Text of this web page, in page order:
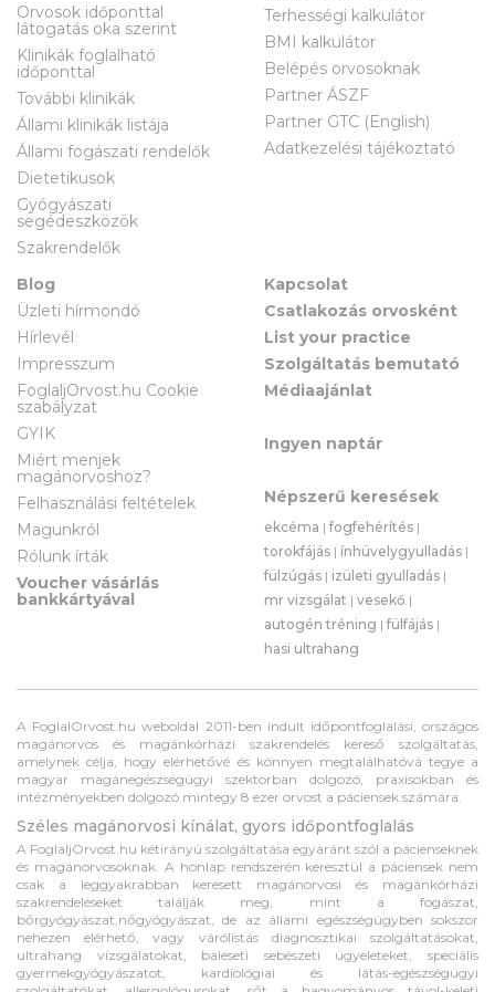
Orvosok időponttal
látogatás oka szerint
Klinikák foglalható
időponttal
További klinikák
Állami klinikák listája
Állami fogászati rendelők
Dietetikusok
Gyógyászati
segédeszközök
Szakrendelők
Terhességi kalkulátor
BMI kalkulátor
Belépés orvosoknak
Partner ÁSZF
Partner GTC (English)
Adatkezelési tájékoztató
Blog
Üzleti hírmondó
Hírlevél
Impresszum
FoglaljOrvost.hu Cookie
szabályzat
GYIK
Miért menjek
magánorvoshoz?
Felhasználási feltételek
Magunkról
Rólunk írták
Voucher vásárlás
bankkártyával
Kapcsolat
Csatlakozás orvosként
List your practice
Szolgáltatás bemutató
Médiaajánlat
Ingyen naptár
Népszerű keresések
ekcéma |fogfehérítés |
torokfájás | ínhüvelygyulladás |
fülzúgás | izületi gyulladás |
mr vizsgálat | vesekő |
autogén tréning |fülfájás |
hasi ultrahang
A FoglalOrvost.hu weboldal 2011-ben indult időpontfoglalási, országos
magánorvos és magánkórházi szakrendelés kereső szolgáltatás,
amelynek célja, hogy elérhetővé és könnyen megtalálhatóvá tegye a
magyar magánegészségügyi szektorban dolgozó, praxisokban és
intézményekben dolgozó mintegy 8 ezer orvost a páciensek számára.
Széles magánorvosi kínálat, gyors időpontfoglalás
A FoglaljOrvost.hu kétirányú szolgáltatása egyaránt szól a pácienseknek
és magánorvosoknak. A honlap rendszerén keresztül a páciensek nem
csak a leggyakrabban keresett magánorvosi és magánkórházi
szakrendeléseket találják meg, mint a fogászat,
bőrgyógyászat,nőgyógyászat, de az állami egészségügyben sokszor
nehezen elérhető, vagy várólistás diagnosztikai szolgáltatásokat,
ultrahang vizsgálatokat, baleseti sebészeti ügyeleteket, speciális
gyermekgyógyászatot, kardiológiai és látás-egészségügyi